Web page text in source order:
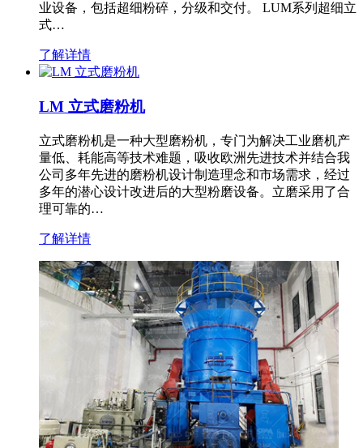
业设备，包括超细粉碎，分级和交付。 LUM系列超细立
式…
了解详情
LM 立式磨粉机
立式磨粉机是一种大型磨粉机，专门为解决工业磨机产
量低、耗能高等技术难题，吸收欧洲先进技术并结合我
公司多年先进的磨粉机设计制造理念和市场需求，经过
多年的潜心设计改进后的大型粉磨设备。立磨采用了合
理可靠的…
了解详情